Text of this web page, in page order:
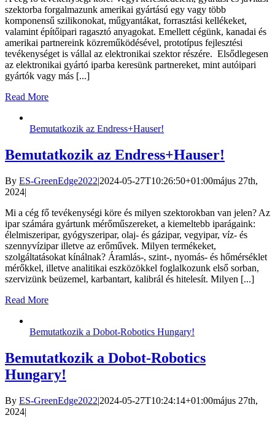
szektorba forgalmazunk amerikai gyártású egy vagy több
komponensű szilikonokat, műgyantákat, forrasztási kellékeket,
valamint építőipari ragasztó anyagokat. Emellett cégünk, kanadai és
amerikai partnereink közreműködésével, prototípus fejlesztési
tevékenységet is vállal az elektronikai szektor részére. Elsődlegesen
az elektronikai gyártó iparba keresünk partnereket, mint autóipari
gyártók vagy más [...]
Read More
Bemutatkozik az Endress+Hauser!
Bemutatkozik az Endress+Hauser!
By ES-GreenEdge2022|2024-05-27T10:26:50+01:00május 27th,
2024|
Mi a cég fő tevékenységi köre és milyen szektorokban van jelen? Az
ipar számára gyártunk mérőműszereket, a kiemeltebb iparágaink:
élelmiszeripar, gyógyszeripar, olaj- és gázipar, vegyipar, víz- és
szennyvízipar illetve az erőművek. Milyen termékeket,
szolgáltatásokat kínálnak? Áramlás-, szint-, nyomás- és hőmérséklet
mérőkkel, illetve analitikai eszközökkel foglalkozunk első sorban,
szervizünk beüzemel, karbantart, kalibrál és hitelesít. Milyen [...]
Read More
Bemutatkozik a Dobot-Robotics Hungary!
Bemutatkozik a Dobot-Robotics
Hungary!
By ES-GreenEdge2022|2024-05-27T10:24:14+01:00május 27th,
2024|